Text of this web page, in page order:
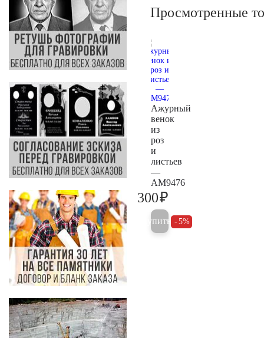
Просмотренные
Ажурный
венок
из
роз
и
листьев
—
AM9476
300₽
Купить 5%